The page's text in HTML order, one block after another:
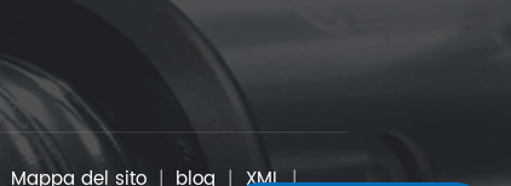
Mappa del sito | blog | XML|